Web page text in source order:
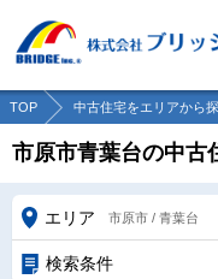
TOP 中古住宅をエリアから
市原市青葉台の中古
エリア 市原市 / 青葉台
検索条件